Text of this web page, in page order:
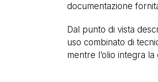
documentazione
Dal punto di vista
uso combinato di
mentre l’olio integra